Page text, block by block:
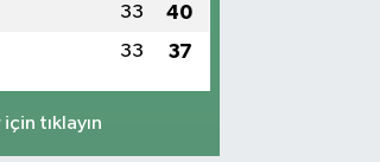
33 40
33 37
tıklayın